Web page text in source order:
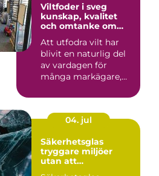
Viltfoder i sveg
kunskap, kvalitet
och omtanke om
Att utfodra vilt har
blivit en naturlig del
av vardagen för
många markägare,
djurintresse...
04. jul
Säkerhetsglas
tryggare miljöer
utan att